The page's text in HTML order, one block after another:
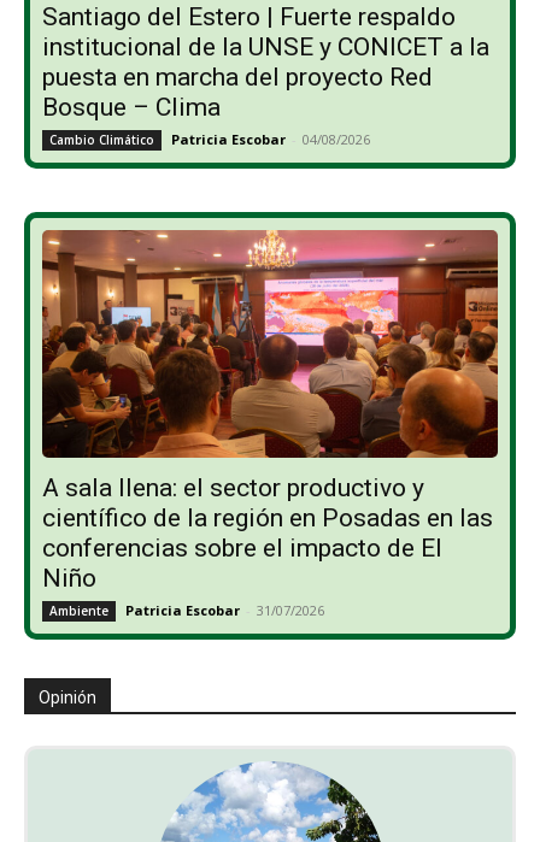
Santiago del Estero | Fuerte respaldo
institucional de la UNSE y CONICET a la
puesta en marcha del proyecto Red
Bosque – Clima
Cambio Climático Patricia Escobar - 04/08/2026
A sala llena: el sector productivo y
científico de la región en Posadas en las
conferencias sobre el impacto de El
Niño
Ambiente Patricia Escobar - 31/07/2026
Opinión